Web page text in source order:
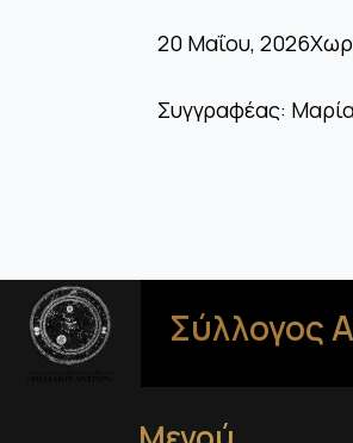
20 Μαΐου, 2026
Συγγραφέας:
Σύλλογος